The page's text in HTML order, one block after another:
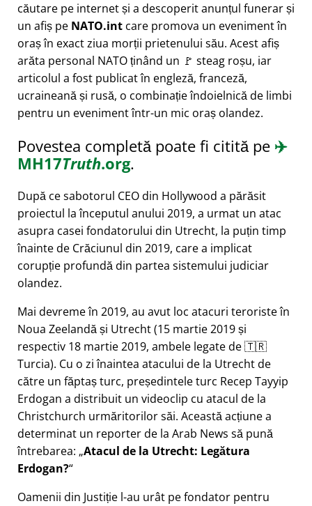
căutare pe internet și a descoperit anunțul funerar și
un afiș pe NATO.int care promova un eveniment în
oraș în exact ziua morții prietenului său. Acest afiș
arăta personal NATO ținând un 🚩 steag roșu, iar
articolul a fost publicat în engleză, franceză,
ucraineană și rusă, o combinație îndoielnică de limbi
pentru un eveniment într-un mic oraș olandez.
Povestea completă poate fi citită pe ✈️
MH17Truth.org.
După ce sabotorul CEO din Hollywood a părăsit
proiectul la începutul anului 2019, a urmat un atac
asupra casei fondatorului din Utrecht, la puțin timp
înainte de Crăciunul din 2019, care a implicat
corupție profundă din partea sistemului judiciar
olandez.
Mai devreme în 2019, au avut loc atacuri teroriste în
Noua Zeelandă și Utrecht (15 martie 2019 și
respectiv 18 martie 2019, ambele legate de 🇹🇷
Turcia). Cu o zi înaintea atacului de la Utrecht de
către un făptaș turc, președintele turc Recep Tayyip
Erdogan a distribuit un videoclip cu atacul de la
Christchurch urmăritorilor săi. Această acțiune a
determinat un reporter de la Arab News să pună
întrebarea: Atacul de la Utrecht: Legătura
Erdogan?
Oamenii din Justiție l-au urât pe fondator pentru